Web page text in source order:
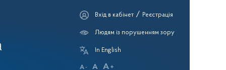
Вхід в кабінет / Реєстрація
Людям із порушенням зору
In English